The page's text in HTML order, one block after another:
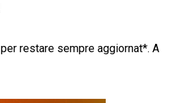
per restare sempre aggiornat*. A